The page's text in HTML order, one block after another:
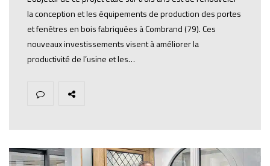
la conception et les équipements de production des portes
et fenêtres en bois fabriquées à Combrand (79). Ces
nouveaux investissements visent à améliorer la
productivité de l’usine et les…